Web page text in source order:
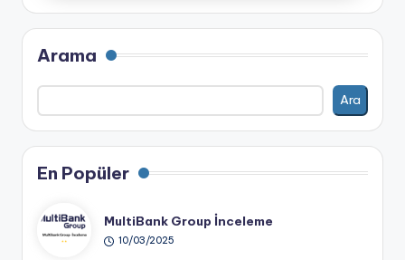
Arama
Ara
En Popüler
MultiBank Group İnceleme
10/03/2025